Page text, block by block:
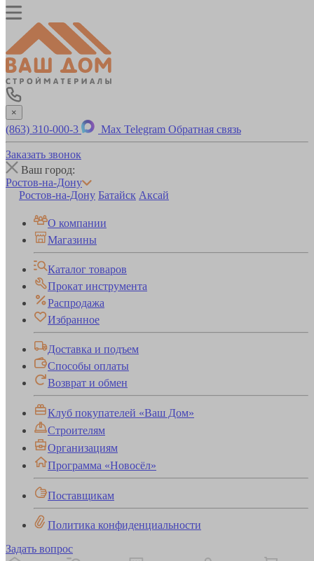
×
(863) 310-000-3 Max Telegram Обратная связь
Заказать звонок
Ваш город:
Ростов-на-Дону
Ростов-на-Дону Батайск Аксай
О компании
Магазины
Каталог товаров
Прокат инструмента
Распродажа
Избранное
Доставка и подъем
Способы оплаты
Возврат и обмен
Клуб покупателей «Ваш Дом»
Строителям
Организациям
Программа «Новосёл»
Поставщикам
Политика конфиденциальности
Задать вопрос